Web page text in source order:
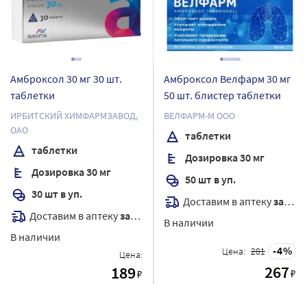
Амброксол 30 мг 30 шт.
таблетки
ИРБИТСКИЙ ХИМФАРМЗАВОД,
ОАО
таблетки
Дозировка 30 мг
30 шт в уп.
Доставим в аптекузавтра
В наличии
Цена:
189₽
Амброксол Велфарм 30 мг
50 шт. блистер таблетки
ВЕЛФАРМ-М ООО
таблетки
Дозировка 30 мг
50 шт в уп.
Доставим в аптекузавтра
В наличии
Цена: 281 4
267₽